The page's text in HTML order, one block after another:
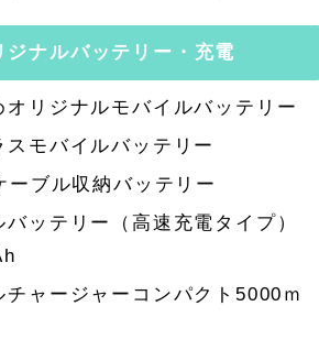
ジナルバッテリー・充電
オリジナルモバイルバッテリー
スモバイルバッテリー
ーブル収納バッテリー
バッテリー（高速充電タイプ）
チャージャーコンパクト5000ｍ